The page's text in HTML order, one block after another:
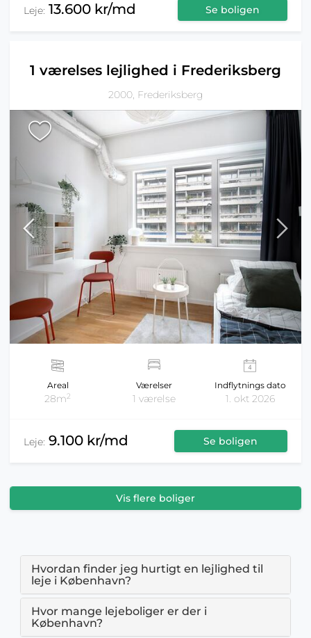
Leje: 13.600 kr/md Se boligen
1 værelses lejlighed i Frederiksberg
2000, Frederiksberg
Areal
28m2
Værelser
1 værelse
Indflytnings dato
1. okt 2026
Leje: 9.100 kr/md Se boligen
Vis flere boliger
Hvordan finder jeg hurtigt en lejlighed til
leje i København?
Hvor mange lejeboliger er der i
København?